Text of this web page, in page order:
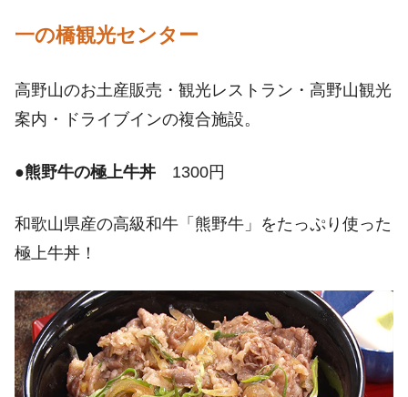
一の橋観光センター
高野山のお土産販売・観光レストラン・高野山観光
案内・ドライブインの複合施設。
●熊野牛の極上牛丼 1300円
和歌山県産の高級和牛「熊野牛」をたっぷり使った
極上牛丼！